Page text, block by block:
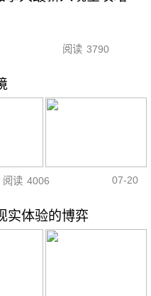
阅读 3790
阅读 4006 07-20
实体验的博弈